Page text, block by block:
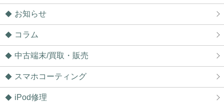
した！ありがとうございました！
2026/06/08
した！ありがとうございました！
2026/06/08
松戸市よりお越しのお客様のiPhone14のバッテリー交換をさせて頂きまし
た！ありがとうございました！
松戸市よりお越しのお客様のSwitchのガラス交換をさせて頂きました！あ
りがとうございました！
2026/06/07
松戸市よりお越しのお客様のiPhone11Proのナノナインガラスコーティング
お知らせ
コラム
中古端末/買取・販売
スマホコーティング
iPod修理